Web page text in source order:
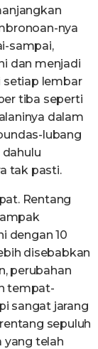
nya
sampai,
dan menjadi
setiap lembar
tiba seperti
dalam
lubang
dahulu
tak pasti.
Rentang
dengan 10
disebabkan
perubahan
tempat-
sangat jarang
sepuluh
yang telah